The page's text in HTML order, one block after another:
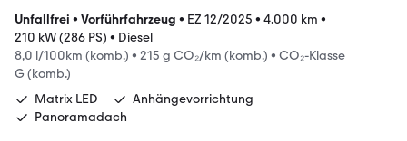
Unfallfrei • Vorführfahrzeug • EZ 12/2025 • 4.000 km •
210 kW (286 PS) • Diesel
8,0 l/100km (komb.) • 215 g CO₂/km (komb.) • CO₂-Klasse
G (komb.)
Matrix LED
Anhängevorrichtung
Panoramadach